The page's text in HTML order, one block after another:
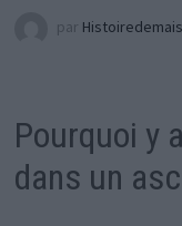
par
Pourquoi y
dans un